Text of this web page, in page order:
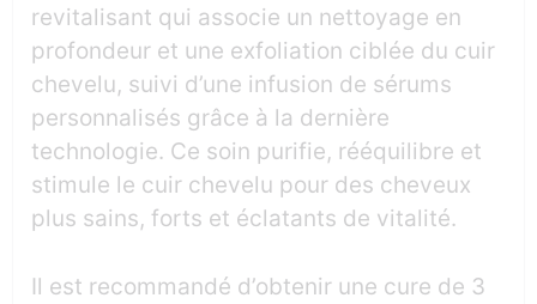
revitalisant qui associe un nettoyage en
profondeur et une exfoliation ciblée du cuir
chevelu, suivi d’une infusion de sérums
personnalisés grâce à la dernière
technologie. Ce soin purifie, rééquilibre et
stimule le cuir chevelu pour des cheveux
plus sains, forts et éclatants de vitalité.
Il est recommandé d’obtenir une cure de 3